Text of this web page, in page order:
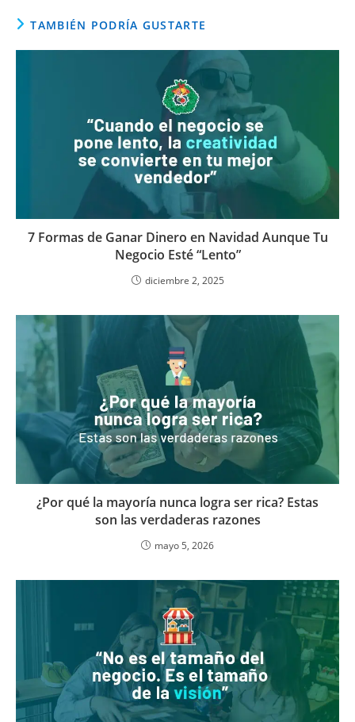
TAMBIÉN PODRÍA GUSTARTE
7 Formas de Ganar Dinero en Navidad Aunque Tu
Negocio Esté “Lento”
diciembre 2, 2025
¿Por qué la mayoría nunca logra ser rica? Estas
son las verdaderas razones
mayo 5, 2026